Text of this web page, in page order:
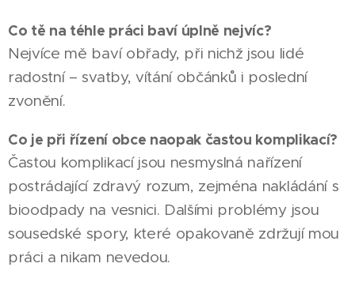
Co tě na téhle práci baví úplně nejvíc?
Nejvíce mě baví obřady, při nichž jsou lidé
radostní – svatby, vítání občánků i poslední
zvonění.
Co je při řízení obce naopak častou komplikací?
Častou komplikací jsou nesmyslná nařízení
postrádající zdravý rozum, zejména nakládání s
bioodpady na vesnici. Dalšími problémy jsou
sousedské spory, které opakovaně zdržují mou
práci a nikam nevedou.